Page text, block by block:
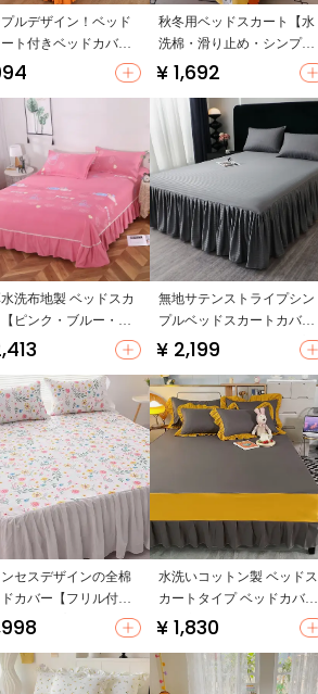
ルデザイン！ベッド
ト付きベッドカバー
绒・一人用・二人
秋冬用ベッドスカート【水
洗棉・滑り止め・シンプル
デザイン】
¥ 1,692
洗布地製 ベッドスカ
ピンク・ブルー・防
ー・親肌素材】
無地サテンストライプシン
プルベッドスカートカバー
【ダブルベッド用・四季対
応】（セットアップ対応）
¥ 2,199
セスデザインの全棉
カバー【フリル付
滑タイプ】（セット
水洗いコットン製 ベッドス
カートタイプ ベッドカバー
【防塵保護・滑り止め】
¥ 1,830